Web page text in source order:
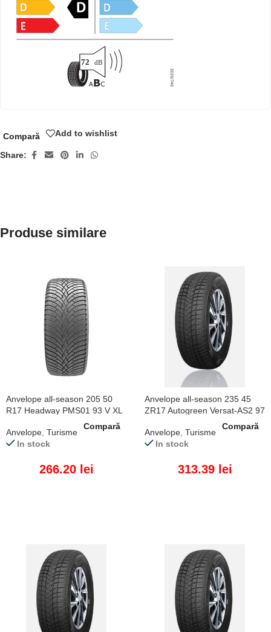
Compară Add to wishlist
Share:
Produse similare
Anvelope all-season 205 50
R17 Headway PMS01 93 V XL
Anvelope Turisme
In stock
266.20 lei
Compară
Anvelope all-season 235 45
ZR17 Autogreen Versat-AS2 97
Anvelope Turisme
In stock
313.39 lei
Compară